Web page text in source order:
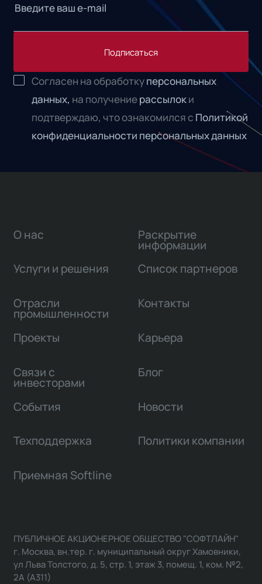
Подписаться
Согласен на обработкуперсональных
данных, на получениерассылоки
подтверждаю, что ознакомился с Политикой
конфиденциальности персональных данных
О нас
Услуги и решения
Отрасли
промышленности
Проекты
Связи с
инвесторами
Раскрытие
информации
Список партнеров
Контакты
Карьера
Блог
События Новости
Техподдержка Политики компании
Приемная Softline
ПУБЛИЧНОЕ АКЦИОНЕРНОЕ ОБЩЕСТВО "СОФТЛАЙН"
г. Москва, вн.тер. г. муниципальный округ Хамовники,
ул Льва Толстого, д. 5, стр. 1, этаж 3, помещ. 1, ком. №2,
2А (А311)